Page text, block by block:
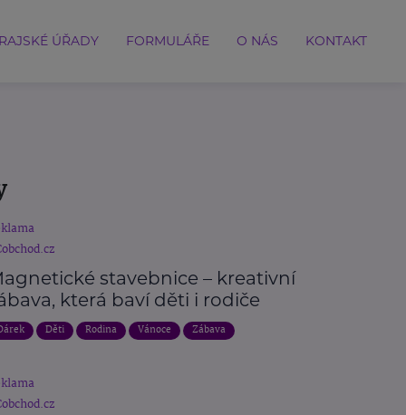
ÚŘADY FORMULÁŘE O NÁS KONTAKT
stavebnice – kreativní
která baví děti i rodiče
Děti Rodina Vánoce Zábava